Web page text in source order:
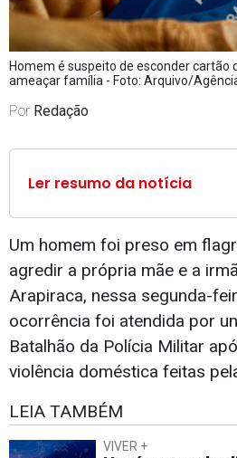
Homem é suspeito de esconder cartão
ameaçar família - Foto: Arquivo/
Por Redação
Ler resumo da notícia
Um homem foi preso em
agredir a própria mãe e a
Arapiraca, nessa segunda-
ocorrência foi atendida por
Batalhão da Polícia Militar
violência doméstica feitas
LEIA TAMBÉM
VIVER +